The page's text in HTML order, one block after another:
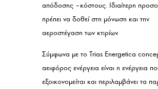
απόδοσης – κόστους. Ιδιαίτερη
πρέπει να δοθεί στη μόνωση και την
αεροστέγαση των κτιρίων.
Σύμφωνα με το Trias Energetica
αειφόρος ενέργεια είναι η ενέργεια
εξοικονομείται και περιλαμβάνει τα